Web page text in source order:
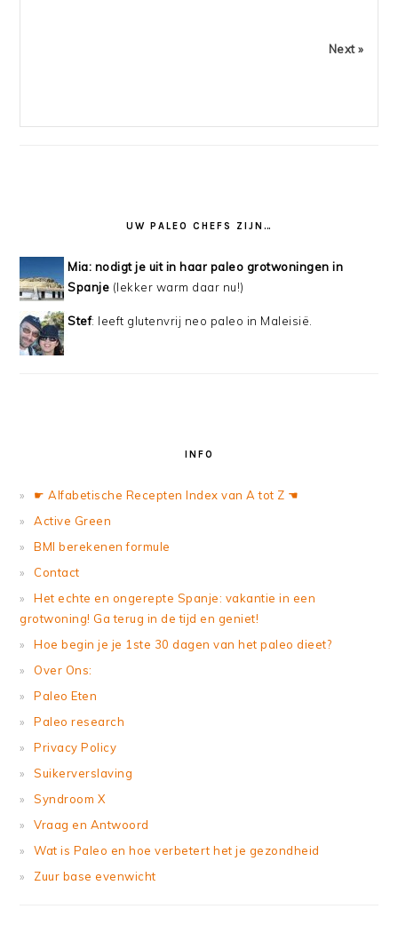
Next »
UW PALEO CHEFS ZIJN…
Mia: nodigt je uit in haar paleo grotwoningen in
Spanje (lekker warm daar nu!)
Stef: leeft glutenvrij neo paleo in Maleisië.
INFO
☛ Alfabetische Recepten Index van A tot Z ☚
Active Green
BMI berekenen formule
Contact
Het echte en ongerepte Spanje: vakantie in een
grotwoning! Ga terug in de tijd en geniet!
Hoe begin je je 1ste 30 dagen van het paleo dieet?
Over Ons:
Paleo Eten
Paleo research
Privacy Policy
Suikerverslaving
Syndroom X
Vraag en Antwoord
Wat is Paleo en hoe verbetert het je gezondheid
Zuur base evenwicht